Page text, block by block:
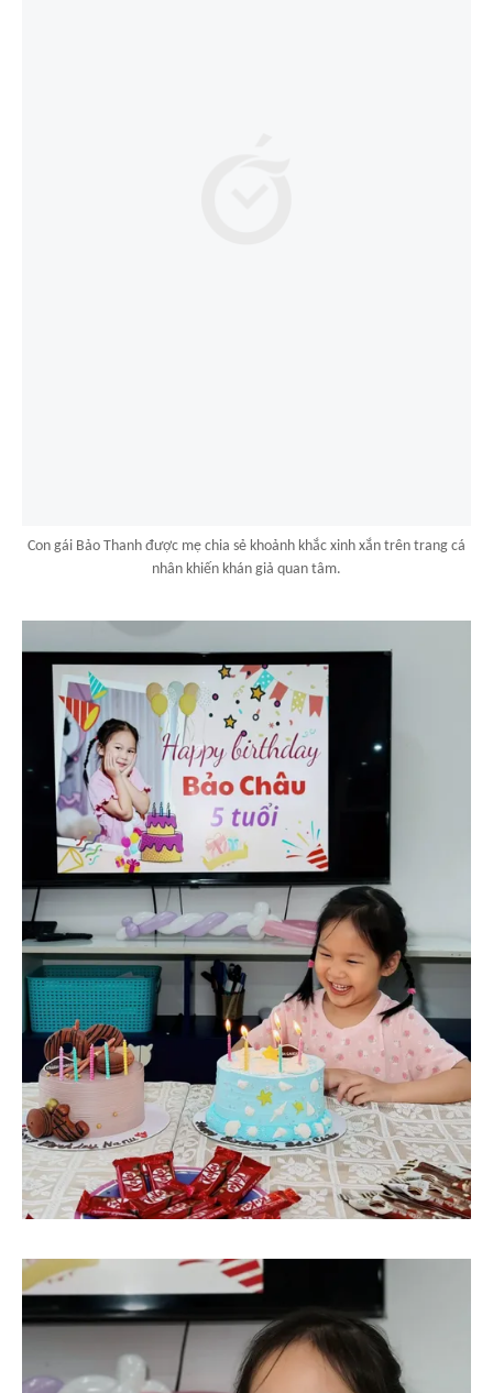
Con gái Bảo Thanh được mẹ chia sẻ khoảnh khắc xinh xắn trên trang cá
nhân khiến khán giả quan tâm.